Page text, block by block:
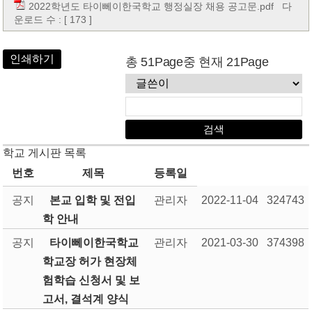
2022학년도 타이뻬이한국학교 행정실장 채용 공고문.pdf 다
운로드 수 : [ 173 ]
인쇄하기 총 51Page중 현재 21Page
학교 게시판 목록
번호
제목 등록일
공지
본교 입학 및 전입
학 안내
관리자 2022-11-04 324743
공지
타이뻬이한국학교
학교장 허가 현장체
험학습 신청서 및 보
고서, 결석계 양식
관리자 2021-03-30 374398